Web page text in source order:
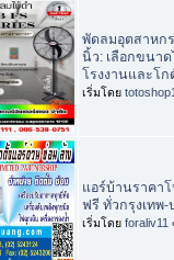
พัดลมอุตสาหก
นิ้ว: เลือกขนา
โรงงานและโก
เริ่มโดย
แอร์บ้านราคา
ฟรี ทั่วกรุงเทพ
เริ่มโดย foraliv11